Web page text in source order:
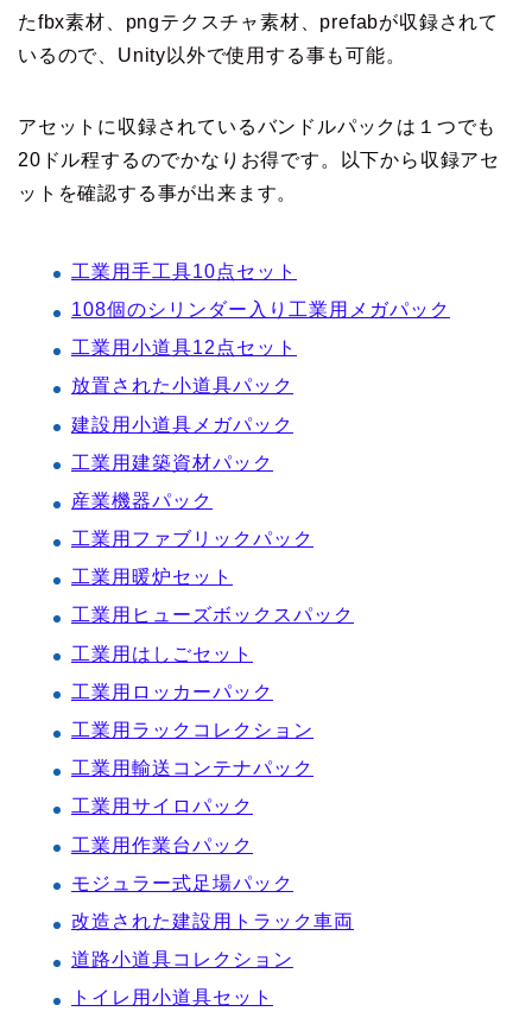
たfbx素材、pngテクスチャ素材、prefabが収録されて
いるので、Unity以外で使用する事も可能。
アセットに収録されているバンドルパックは１つでも
20ドル程するのでかなりお得です。以下から収録アセ
ットを確認する事が出来ます。
工業用手工具10点セット
108個のシリンダー入り工業用メガパック
工業用小道具12点セット
放置された小道具パック
建設用小道具メガパック
工業用建築資材パック
産業機器パック
工業用ファブリックパック
工業用暖炉セット
工業用ヒューズボックスパック
工業用はしごセット
工業用ロッカーパック
工業用ラックコレクション
工業用輸送コンテナパック
工業用サイロパック
工業用作業台パック
モジュラー式足場パック
改造された建設用トラック車両
道路小道具コレクション
トイレ用小道具セット